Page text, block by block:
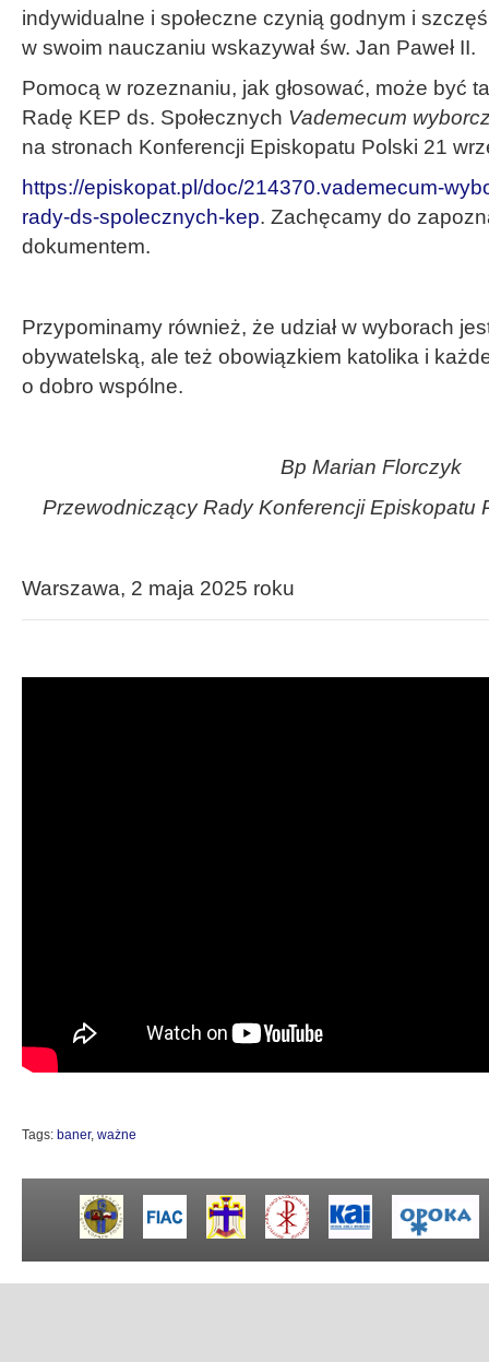
indywidualne i społeczne czynią godnym i
w swoim nauczaniu wskazywał św. Jan Paweł II.
Pomocą w rozeznaniu, jak głosować, może być
Radę KEP ds. Społecznych Vademecum
na stronach Konferencji Episkopatu Polski 21
https://episkopat.pl/doc/214370.vademecum-
rady-ds-spolecznych-kep. Zachęcamy do
dokumentem.
Przypominamy również, że udział w wyborach
obywatelską, ale też obowiązkiem katolika i
o dobro wspólne.
Bp Marian Florczyk
Przewodniczący Rady Konferencji Episkopatu
Warszawa, 2 maja 2025 roku
Tags: baner, ważne